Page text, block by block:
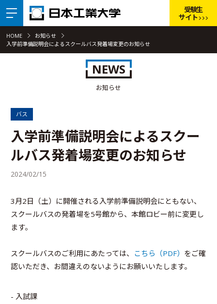
受験生
サイト
HOME
お知らせ
入学前準備説明会によるスクールバス発着場変更のお知らせ
NEWS
お知らせ
バス
入学前準備説明会によるスクー
ルバス発着場変更のお知らせ
2024/02/15
3月2日（土）に開催される入学前準備説明会にともない、
スクールバスの発着場を5号館から、本館ロビー前に変更し
ます。
スクールバスのご利用にあたっては、 こちら（PDF） をご確
認いただき、お間違えのないようにお願いいたします。
- 入試課